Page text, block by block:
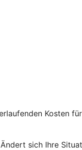
Kosten
sich Ihre